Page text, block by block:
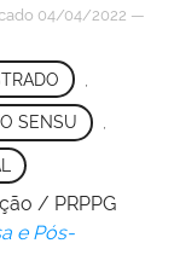
04/04/2022 —
SENSU ,
/ PRPPG
e Pós-